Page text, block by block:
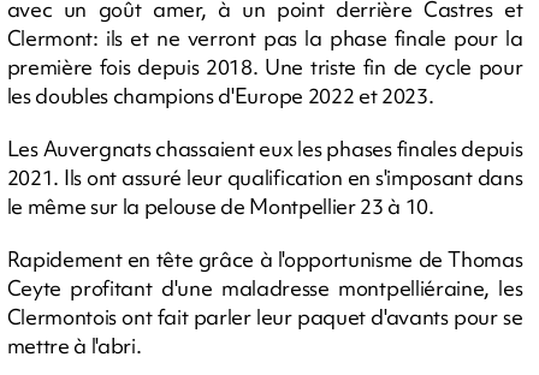
avec un goût amer, à un point derrière Castres et
Clermont: ils et ne verront pas la phase finale pour la
première fois depuis 2018. Une triste fin de cycle pour
les doubles champions d'Europe 2022 et 2023.
Les Auvergnats chassaient eux les phases finales depuis
2021. Ils ont assuré leur qualification en s'imposant dans
le même sur la pelouse de Montpellier 23 à 10.
Rapidement en tête grâce à l'opportunisme de Thomas
Ceyte profitant d'une maladresse montpelliéraine, les
Clermontois ont fait parler leur paquet d'avants pour se
mettre à l'abri.